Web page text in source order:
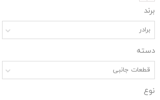
برند
برادر
دسته
قطعات جانبی
نوع